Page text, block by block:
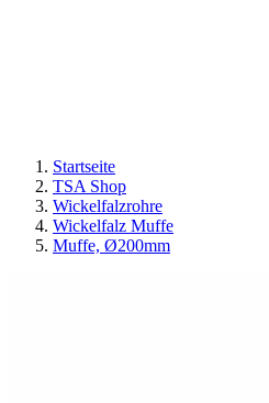
Startseite
TSA Shop
Wickelfalzrohre
Wickelfalz Muffe
Muffe, Ø200mm